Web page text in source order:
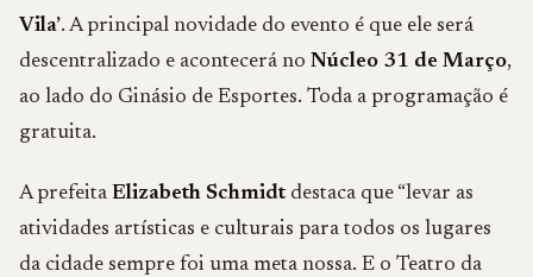
Vila’. A principal novidade do evento é que ele será
descentralizado e acontecerá no Núcleo 31 de Março,
ao lado do Ginásio de Esportes. Toda a programação é
gratuita.
A prefeita Elizabeth Schmidtdestaca que “levar as
atividades artísticas e culturais para todos os lugares
da cidade sempre foi uma meta nossa. E o Teatro da